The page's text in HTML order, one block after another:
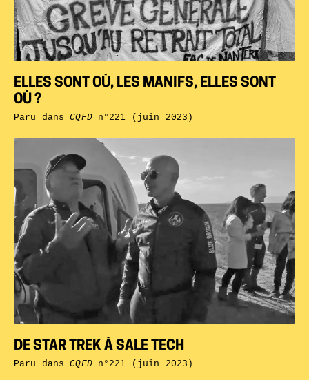
DE STAR TREK À SALE TECH
Paru dansCQFDn°221 (juin 2023)
ELLES SONT OÙ, LES MANIFS, ELLES SONT
OÙ ?
Paru dansCQFDn°221 (juin 2023)